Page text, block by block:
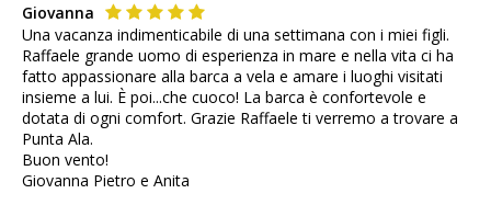
Giovanna
Una vacanza indimenticabile di una settimana con i miei figli.
Raffaele grande uomo di esperienza in mare e nella vita ci ha
fatto appassionare alla barca a vela e amare i luoghi visitati
insieme a lui. È poi...che cuoco! La barca è confortevole e
dotata di ogni comfort. Grazie Raffaele ti verremo a trovare a
Punta Ala.
Buon vento!
Giovanna Pietro e Anita